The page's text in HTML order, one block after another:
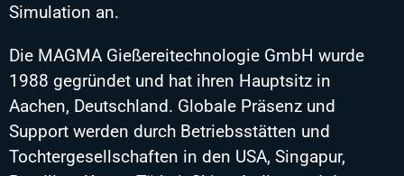
Simulation an.
Die MAGMA Gießereitechnologie GmbH wurde
1988 gegründet und hat ihren Hauptsitz in
Aachen, Deutschland. Globale Präsenz und
Support werden durch Betriebsstätten und
Tochtergesellschaften in den USA, Singapur,